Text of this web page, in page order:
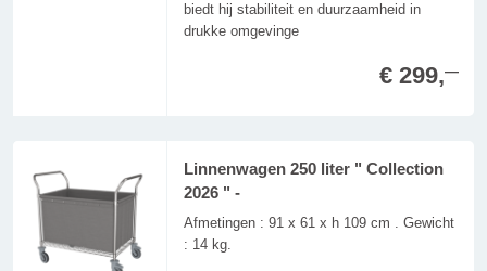
biedt hij stabiliteit en duurzaamheid in
drukke omgevinge
€ 299,—
Linnenwagen 250 liter " Collection
2026 " -
Afmetingen : 91 x 61 x h 109 cm . Gewicht
: 14 kg.